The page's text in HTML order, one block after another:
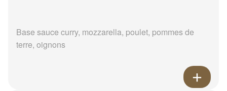
Base sauce curry, mozzarella, poulet, pommes de
terre, oignons